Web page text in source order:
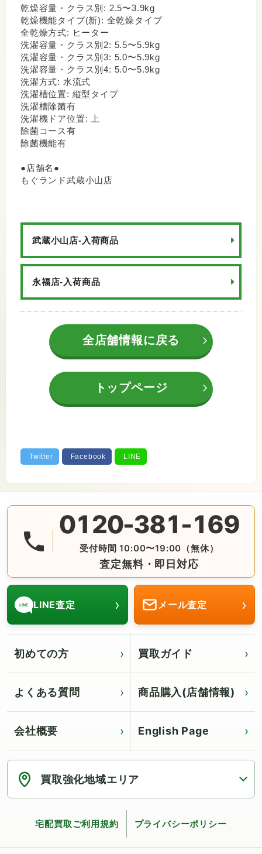
乾燥容量・クラス別: 2.5〜3.9kg
乾燥機能タイプ(新): 全乾燥タイプ
全乾燥方式: ヒーター
洗濯容量・クラス別2: 5.5〜5.9kg
洗濯容量・クラス別3: 5.0〜5.9kg
洗濯容量・クラス別4: 5.0〜5.9kg
洗濯方式: 水流式
洗濯槽位置: 縦型タイプ
洗濯槽除菌有
洗濯機ドア位置: 上
除菌コース有
除菌機能有
●店舗名●
もぐランド武蔵小山店
武蔵小山店-入荷商品
永福店-入荷商品
全店舗情報に戻る
トップページ
0120-381-169
受付時間 10:00〜19:00（無休）
査定無料・即日対応
無料の電話査定・見積もり お問合せは番号をタップ♪
LINE LINE査定 › メール査定 ›
初めての方 買取ガイド
よくある質問 商品購入(店舗情報)
会社概要 English Page
Click for English page
買取強化地域エリア
宅配買取ご利用規約 プライバシーポリシー